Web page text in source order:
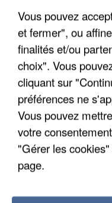
Vous pouvez
et fermer", ou
finalités et/ou
choix". Vous
cliquant sur
préférences ne
Vous pouvez
votre
"Gérer les
page.